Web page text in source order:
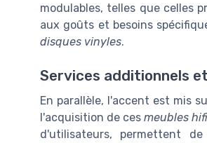
modulables, telles que celles
aux goûts et besoins
disques vinyles.
Services additionnels
En parallèle, l'accent est mis
l'acquisition de ces meubles hifi
d'utilisateurs, permettent